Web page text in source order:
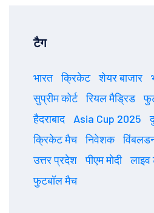
टैग
भारत क्रिकेट शेयर बाजार
सुप्रीम कोर्ट
रियल मैड्रिड
हैदराबाद
Asia Cup 2025
क्रिकेट मैच
निवेशक
उत्तर प्रदेश
पीएम मोदी
लाइव
फुटबॉल मैच